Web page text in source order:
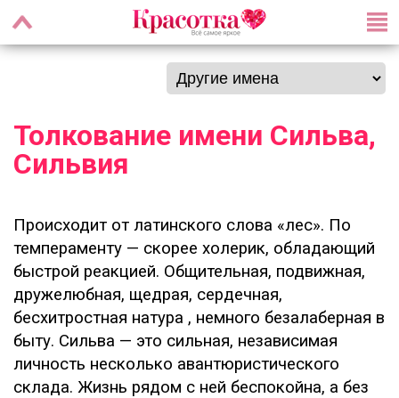
Толкование имени Сильва,
Сильвия
Происходит от латинского слова «лес». По
темпераменту — скорее холерик, обладающий
быстрой реакцией. Общительная, подвижная,
дружелюбная, щедрая, сердечная,
бесхитростная натура , немного безалаберная в
быту. Сильва — это сильная, независимая
личность несколько авантюристического
склада. Жизнь рядом с ней беспокойна, а без